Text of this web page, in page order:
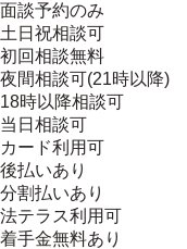
面談予約のみ
土日祝相談可
初回相談無料
夜間相談可(21時以降)
18時以降相談可
当日相談可
カード利用可
後払いあり
分割払いあり
法テラス利用可
着手金無料あり